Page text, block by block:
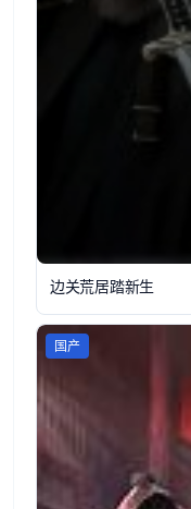
边关荒居踏新生
国产